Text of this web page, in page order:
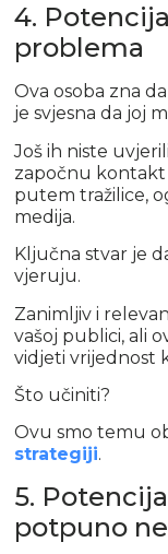
4.
problema
Ova osoba zna
je svjesna da joj
Još ih niste
započnu kontakt
putem tražilice,
medija.
Ključna stvar je
vjeruju.
Zanimljiv i
vašoj publici, ali
vidjeti vrijednost
Što učiniti?
Ovu smo temu
strategiji.
5.
potpuno